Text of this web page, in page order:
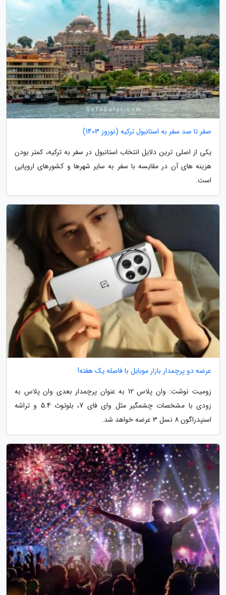
صفر تا صد سفر به استانبول ترکیه (نوروز 1403)
یکی از اصلی ترین دلایل انتخاب استانبول در سفر به ترکیه، کمتر بودن
هزینه های آن در مقایسه با سفر به سایر شهرها و کشورهای اروپایی
است.
عرضه دو پرچمدار بازار موبایل با فاصله یک هفته!
زومیت نوشت: وان پلاس 12 به عنوان پرچمدار بعدی وان پلاس به
زودی با مشخصات چشمگیر مثل وای فای 7، بلوتوث 5.4 و تراشه
اسنپدراگون 8 نسل 3 عرضه خواهد شد.